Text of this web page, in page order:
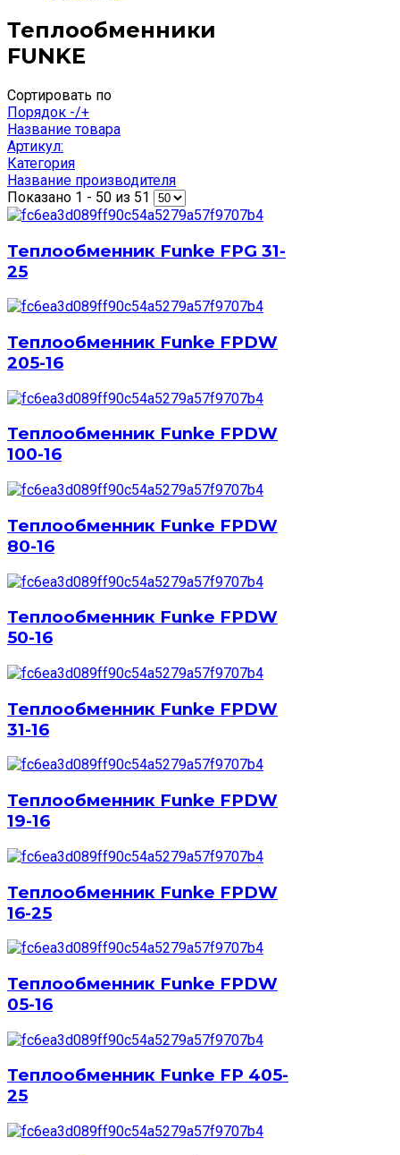
Теплообменники
FUNKE
Сортировать по
Порядок -/+
Название товара
Артикул:
Категория
Название производителя
Показано 1 - 50 из 51
Теплообменник Funke FPG 31-
25
Теплообменник Funke FPDW
205-16
Теплообменник Funke FPDW
100-16
Теплообменник Funke FPDW
80-16
Теплообменник Funke FPDW
50-16
Теплообменник Funke FPDW
31-16
Теплообменник Funke FPDW
19-16
Теплообменник Funke FPDW
16-25
Теплообменник Funke FPDW
05-16
Теплообменник Funke FP 405-
25